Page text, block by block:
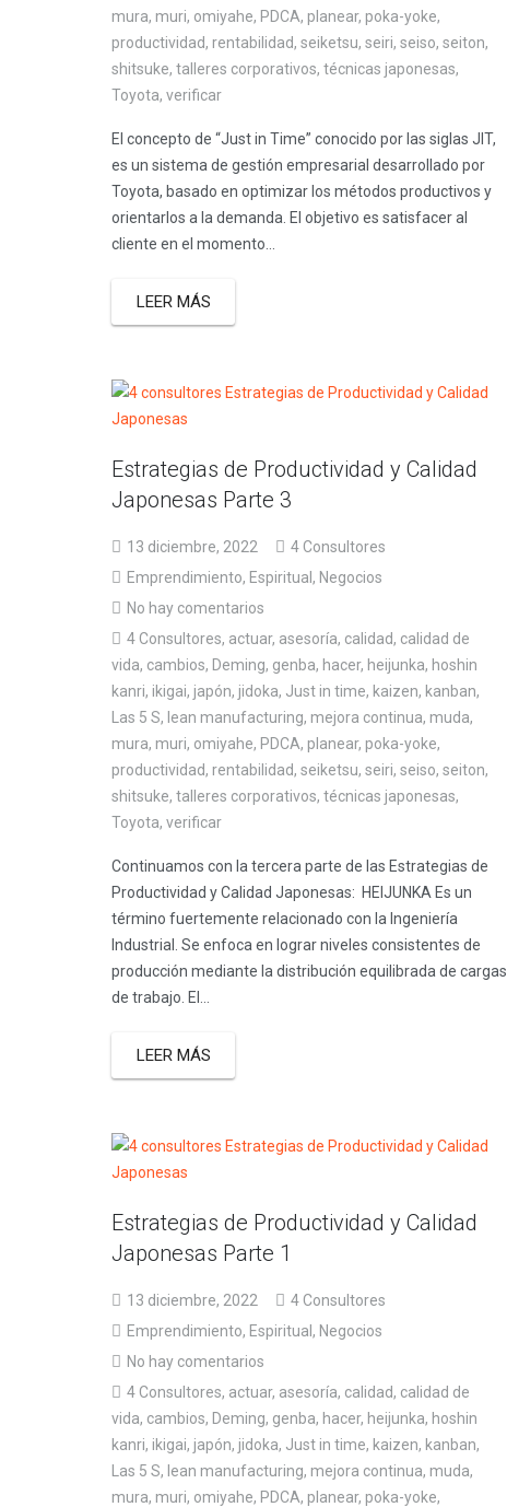
mura, muri, omiyahe, PDCA, planear, poka-yoke,
productividad, rentabilidad, seiketsu, seiri, seiso, seiton,
shitsuke, talleres corporativos, técnicas japonesas,
Toyota, verificar
El concepto de “Just in Time” conocido por las siglas JIT,
es un sistema de gestión empresarial desarrollado por
Toyota, basado en optimizar los métodos productivos y
orientarlos a la demanda. El objetivo es satisfacer al
cliente en el momento...
LEER MÁS
Estrategias de Productividad y Calidad
Japonesas Parte 3
13 diciembre, 2022
4 Consultores
Emprendimiento, Espiritual, Negocios
No hay comentarios
4 Consultores, actuar, asesoría, calidad, calidad de
vida, cambios, Deming, genba, hacer, heijunka, hoshin
kanri, ikigai, japón, jidoka, Just in time, kaizen, kanban,
Las 5 S, lean manufacturing, mejora continua, muda,
mura, muri, omiyahe, PDCA, planear, poka-yoke,
productividad, rentabilidad, seiketsu, seiri, seiso, seiton,
shitsuke, talleres corporativos, técnicas japonesas,
Toyota, verificar
Continuamos con la tercera parte de las Estrategias de
Productividad y Calidad Japonesas: HEIJUNKA Es un
término fuertemente relacionado con la Ingeniería
Industrial. Se enfoca en lograr niveles consistentes de
producción mediante la distribución equilibrada de cargas
de trabajo. El...
LEER MÁS
Estrategias de Productividad y Calidad
Japonesas Parte 1
13 diciembre, 2022
4 Consultores
Emprendimiento, Espiritual, Negocios
No hay comentarios
4 Consultores, actuar, asesoría, calidad, calidad de
vida, cambios, Deming, genba, hacer, heijunka, hoshin
kanri, ikigai, japón, jidoka, Just in time, kaizen, kanban,
Las 5 S, lean manufacturing, mejora continua, muda,
mura, muri, omiyahe, PDCA, planear, poka-yoke,